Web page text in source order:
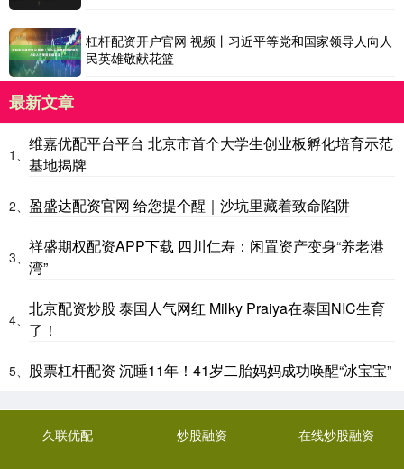
杠杆配资开户官网 视频丨习近平等党和国家领导人向人
民英雄敬献花篮
最新文章
1、
维嘉优配平台平台 北京市首个大学生创业板孵化培育示范
基地揭牌
2、 盈盛达配资官网 给您提个醒｜沙坑里藏着致命陷阱
3、
祥盛期权配资APP下载 四川仁寿：闲置资产变身“养老港
湾”
4、
北京配资炒股 泰国人气网红 Milky Praiya在泰国NIC生育
了！
5、 股票杠杆配资 沉睡11年！41岁二胎妈妈成功唤醒“冰宝宝”
久联优配 炒股融资 在线炒股融资